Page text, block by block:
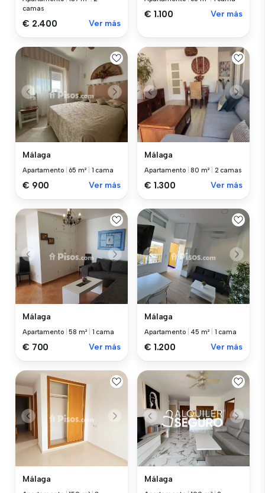
camas
€ 2.400 Ver más
€ 1.100 Ver más
Málaga
Apartamento 65 m² 1 cama
€ 900 Ver más
Málaga
Apartamento |80 m² 2 camas
€ 1.300 Ver más
Málaga
Apartamento |58 m² 1 cama
€ 700 Ver más
Málaga
Apartamento 45 m² 1 cama
€ 1.200 Ver más
Málaga Málaga